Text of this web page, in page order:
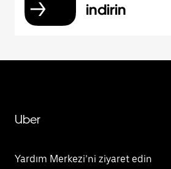
indirin
Uber
Yardım Merkezi’ni ziyaret edin